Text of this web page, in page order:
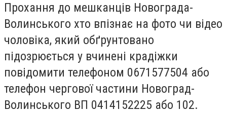
Прохання до мешканців Новограда-
Волинського хто впізнає на фото чи відео
чоловіка, який обґрунтовано
підозрюється у вчинені крадіжки
повідомити телефоном 0671577504 або
телефон чергової частини Новоград-
Волинського ВП 0414152225 або 102.